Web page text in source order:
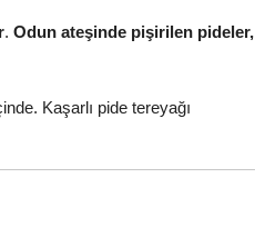
. Odun ateşinde pişirilen pideler,
Kaşarlı pide tereyağı